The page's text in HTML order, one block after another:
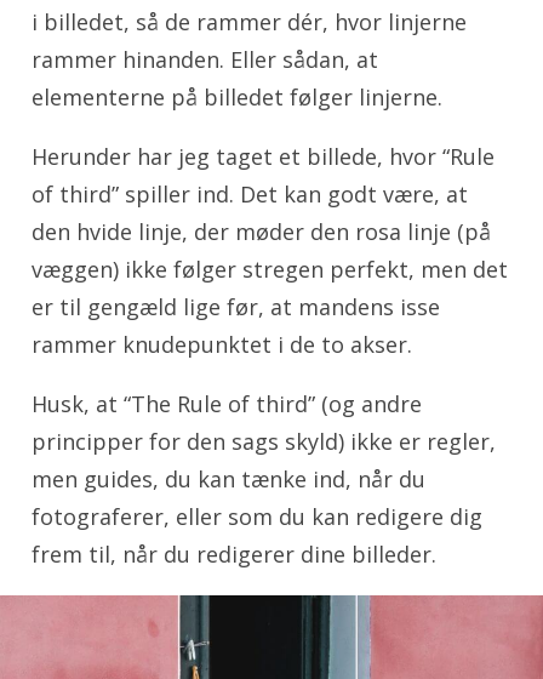
i billedet, så de rammer dér, hvor linjerne
rammer hinanden. Eller sådan, at
elementerne på billedet følger linjerne.
Herunder har jeg taget et billede, hvor “Rule
of third” spiller ind. Det kan godt være, at
den hvide linje, der møder den rosa linje (på
væggen) ikke følger stregen perfekt, men det
er til gengæld lige før, at mandens isse
rammer knudepunktet i de to akser.
Husk, at “The Rule of third” (og andre
principper for den sags skyld) ikke er regler,
men guides, du kan tænke ind, når du
fotograferer, eller som du kan redigere dig
frem til, når du redigerer dine billeder.